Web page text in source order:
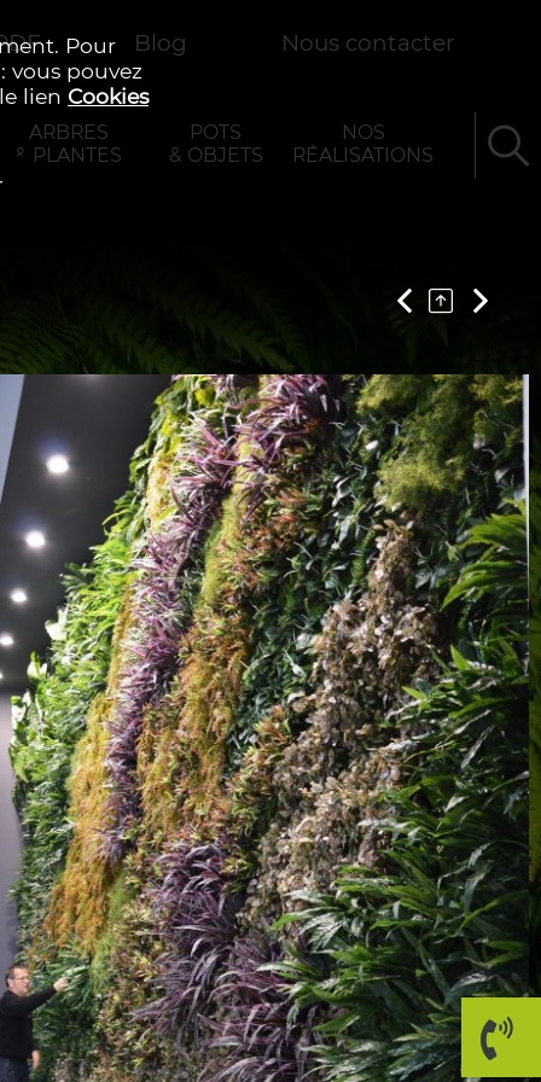
Pour
vous pouvez
lien Cookies
Blog Nous contacter
ARBRES
& PLANTES
POTS
& OBJETS
NOS
RÉALISATIONS